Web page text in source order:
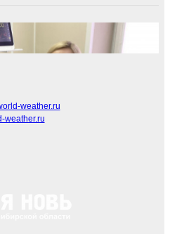
weather.ru
weather.ru